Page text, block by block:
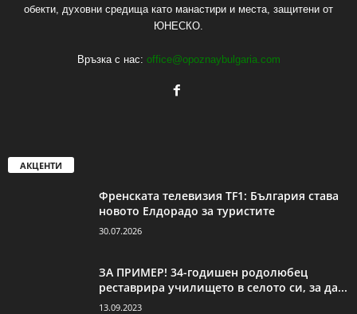
обекти, духовни средища като манастири и места, защитени от
ЮНЕСКО.
Връзка с нас: office@opoznaybulgaria.com
АКЦЕНТИ
Френската телевизия TF1: България става
новото Елдорадо за туристите
30.07.2026
ЗА ПРИМЕР! 34-годишен родолюбец
реставрира училището в селото си, за да...
13.09.2023